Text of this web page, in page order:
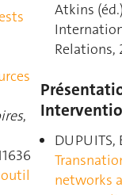
,
Atkins
Relations,
DUPUITS,
networks